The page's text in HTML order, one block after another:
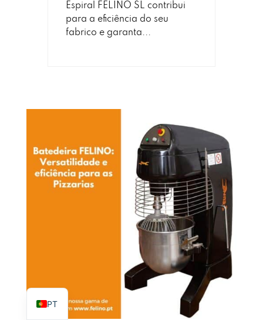
Espiral FELINO SL contribui
para a eficiência do seu
fabrico e garanta...
PT